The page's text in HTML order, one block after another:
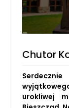
Chutor
urokliwej